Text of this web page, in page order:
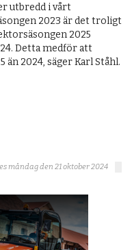
utbredd i vårt
2023 är det troligt
2025
Detta medför att
2024, säger Karl Ståhl.
måndag den 21 oktober 2024